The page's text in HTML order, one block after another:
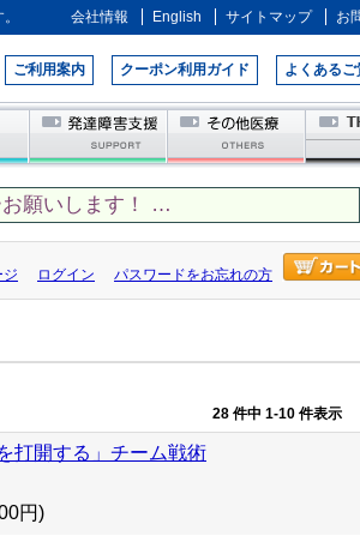
会社情報 English サイトマップ お
ご利用案内 クーポン利用ガイド よくあるご
願いします！ …
ジ ログイン パスワードをお忘れの方
28 件中 1-10 件表示
打開する」チーム戦術
円)